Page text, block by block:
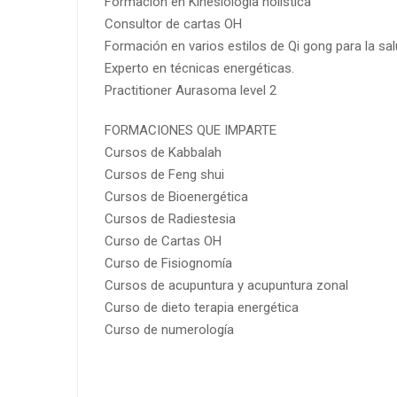
Consultor de cartas OH
Formación en varios estilos de Qi gong para la
Experto en técnicas energéticas.
Practitioner Aurasoma level 2
FORMACIONES QUE IMPARTE
Cursos de Kabbalah
Cursos de Feng shui
Cursos de Bioenergética
Cursos de Radiestesia
Curso de Cartas OH
Curso de Fisiognomía
Cursos de acupuntura y acupuntura zonal
Curso de dieto terapia energética
Curso de numerología